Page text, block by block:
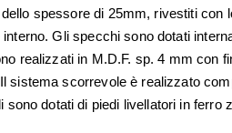
spessore di 25mm, rivestiti
Gli specchi sono dotati
realizzati in M.D.F. sp. 4 mm con
sistema scorrevole è realizzato
dotati di piedi livellatori in ferro